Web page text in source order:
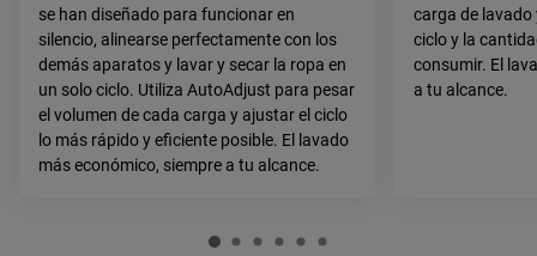
se han diseñado para funcionar en
silencio, alinearse perfectamente con los
demás aparatos y lavar y secar la ropa en
un solo ciclo. Utiliza AutoAdjust para pesar
el volumen de cada carga y ajustar el ciclo
lo más rápido y eficiente posible. El lavado
más económico, siempre a tu alcance.
carga de
ciclo y la
consumir. El
a tu alcance.